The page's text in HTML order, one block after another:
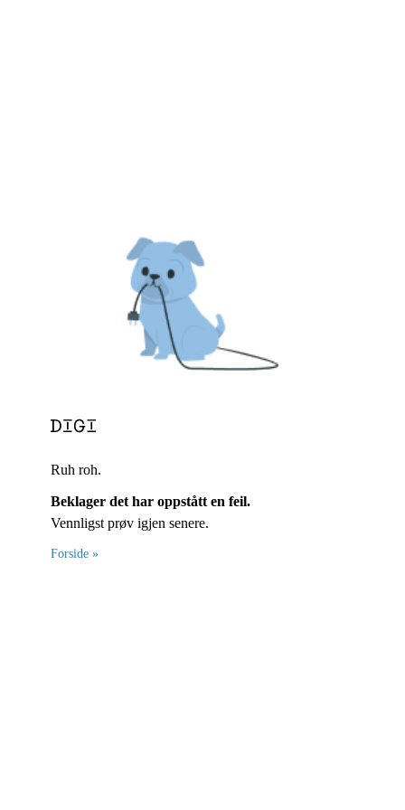
Ruh roh.
Beklager det har oppstått en feil.
Vennligst prøv igjen senere.
Forside »